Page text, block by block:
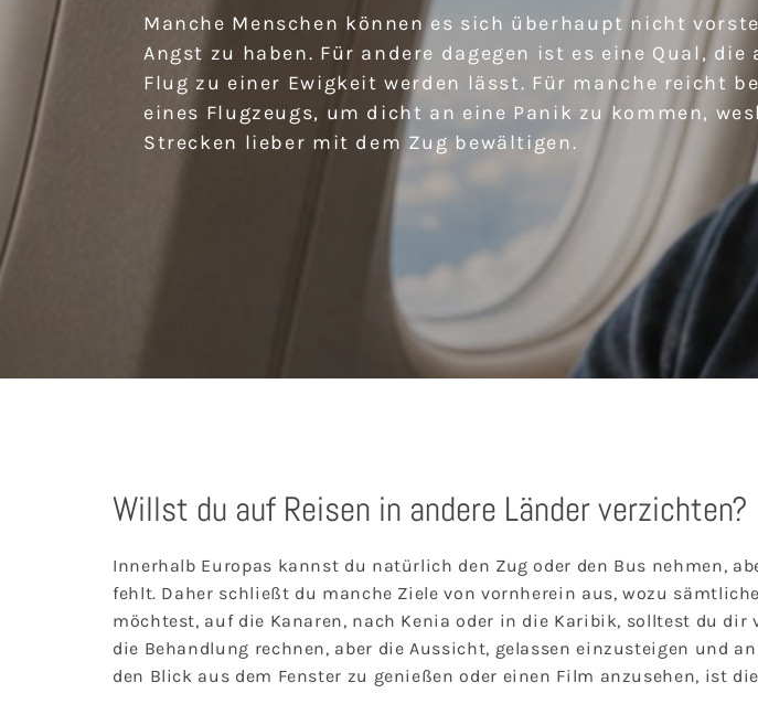
Manche Menschen können es sich überhaupt nicht
Angst zu haben. Für andere dagegen ist es eine Qual, die
Flug zu einer Ewigkeit werden lässt. Für manche reicht
eines Flugzeugs, um dicht an eine Panik zu kommen,
Strecken lieber mit dem Zug bewältigen.
Willst du auf Reisen in andere Länder verzichten?
Innerhalb Europas kannst du natürlich den Zug oder den Bus nehmen,
fehlt. Daher schließt du manche Ziele von vornherein aus, wozu
möchtest, auf die Kanaren, nach Kenia oder in die Karibik, solltest du
die Behandlung rechnen, aber die Aussicht, gelassen einzusteigen und
den Blick aus dem Fenster zu genießen oder einen Film anzusehen, ist